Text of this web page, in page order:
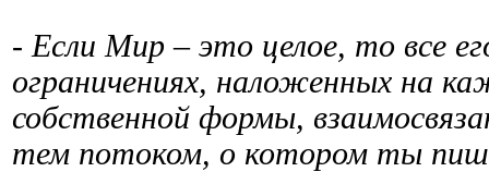
- Если Мир – это целое, то все
ограничениях, наложенных на
собственной формы,
тем потоком, о котором ты